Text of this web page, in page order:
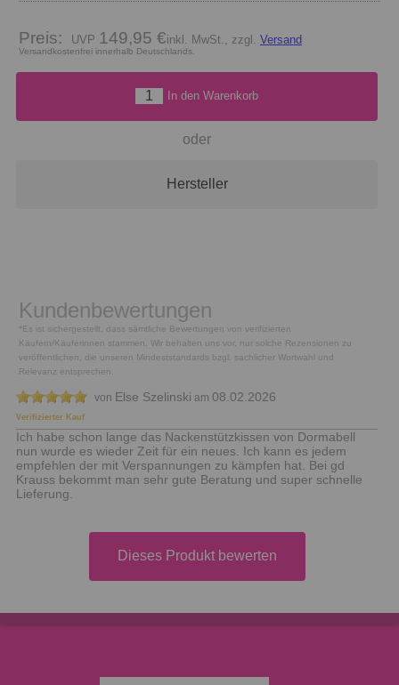
Preis: 149,95 €inkl. MwSt., zzgl. Versand
Versandkostenfrei innerhalb Deutschlands.
In den Warenkorb
oder
Hersteller
Kundenbewertungen
*Es ist sichergestellt, dass sämtliche Bewertungen von verifizierten
Käufern/Käuferinnen stammen. Wir behalten uns vor, nur solche Rezensionen zu
veröffentlichen, die unseren Mindeststandards bzgl. sachlicher Wortwahl und
Relevanz entsprechen.
Verifizierter Kauf
von Else Szelinski am 08.02.2026
Ich habe schon lange das Nackenstützkissen von Dormabell
nun wurde es wieder Zeit für ein neues. Ich kann es jedem
empfehlen der mit Verspannungen zu kämpfen hat. Bei gd
Krauss bekommt man sehr gute Beratung und super schnelle
Lieferung.
Dieses Produkt bewerten